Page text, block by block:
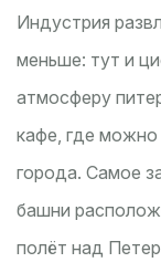
Индустрия
меньше: тут и
атмосферу
кафе, где можно
города. Самое
башни
полёт над